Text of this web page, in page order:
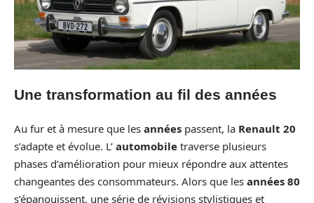
Une transformation au fil des années
Au fur et à mesure que les années passent, la Renault 20
s’adapte et évolue. L’ automobile traverse plusieurs
phases d’amélioration pour mieux répondre aux attentes
changeantes des consommateurs. Alors que les années 80
s’épanouissent, une série de révisions stylistiques et